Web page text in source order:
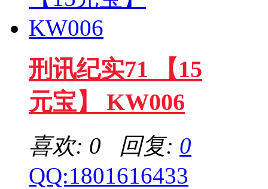
刑讯纪实71 【15
元宝】 KW006
喜欢: 0 回复: 0
QQ:1801616433